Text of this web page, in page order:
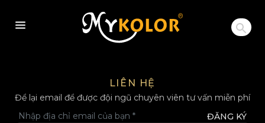
MYKOLOR
LIÊN HỆ
Để lại email để được đội ngũ chuyên viên tư vấn miễn phí
ĐĂNG KÝ